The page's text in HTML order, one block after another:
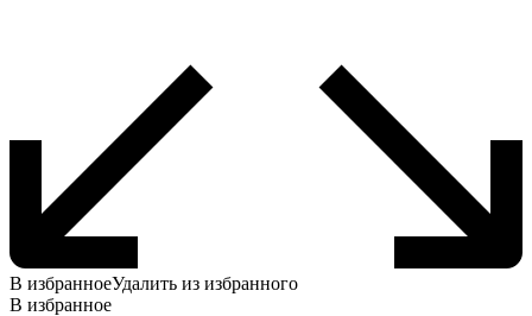
В избранноеУдалить из избранного
В избранное